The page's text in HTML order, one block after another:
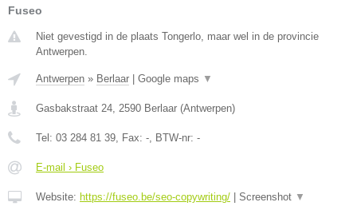
Fuseo
Niet gevestigd in de plaats Tongerlo, maar wel in de provincie
Antwerpen.
Antwerpen » Berlaar Google maps ▼
Gasbakstraat 24, 2590 Berlaar (Antwerpen)
Tel: 03 284 81 39, Fax: -, BTW-nr: -
E-mail › Fuseo
Website: https://fuseo.be/seo-copywriting/ Screenshot ▼